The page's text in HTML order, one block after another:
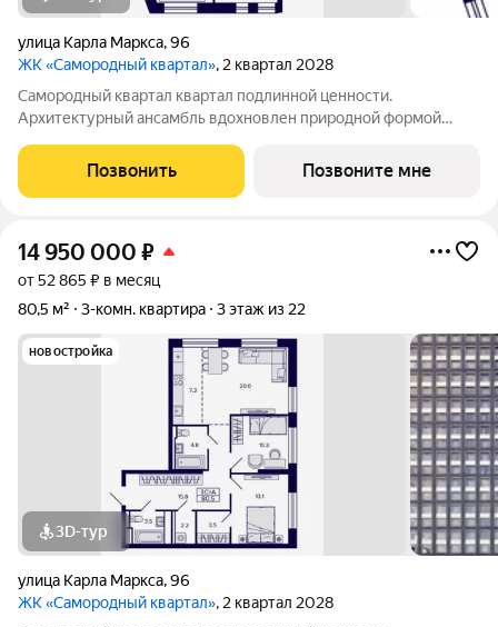
улица Карла Маркса,96
ЖК «Самородный квартал», 2 квартал 2028
Самородный квартал квартал подлинной ценности.
Архитектурный ансамбль вдохновлен природной формой
геометрией фасадов. Внутренний двор и места общего
пользования также содержат стилистические
Позвонить Позвоните мне
14 950 000 ₽
от 52 865 ₽ в месяц
80,5 м²
3-комн. квартира 3 этаж из 22
новостройка
3D-тур
улица Карла Маркса,96
ЖК «Самородный квартал», 2 квартал 2028